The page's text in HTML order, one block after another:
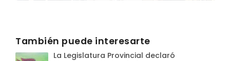
También puede interesarte
La Legislatura Provincial declaró